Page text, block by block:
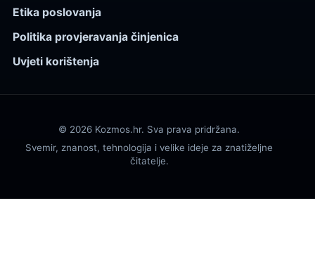
Etika poslovanja
Politika provjeravanja činjenica
Uvjeti korištenja
© 2026 Kozmos.hr. Sva prava pridržana.
Svemir, znanost, tehnologija i velike ideje za znatiželjne
čitatelje.